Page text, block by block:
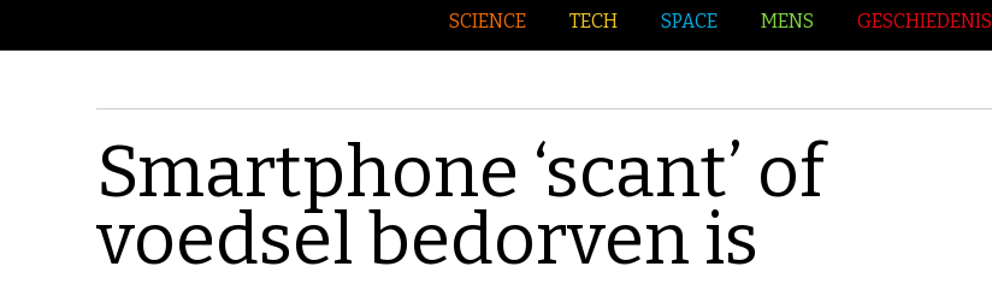
SCIENCE TECH SPACE MENS GESCHIEDENIS
Smartphone ‘scant’ of
voedsel bedorven is